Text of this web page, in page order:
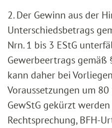
2. Der Gewinn aus der
Unterschiedsbetrags
Nrn. 1 bis 3 EStG
Gewerbeertrags gemäß
kann daher bei
Voraussetzungen um 80
GewStG gekürzt
Rechtsprechung, BFH-